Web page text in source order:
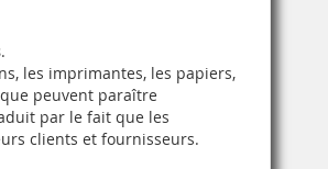
.
les imprimantes, les papiers,
peuvent paraître
par le fait que les
clients et fournisseurs.